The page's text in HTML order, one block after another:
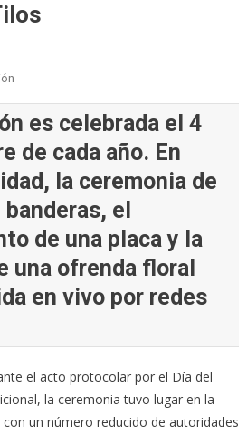
es celebrada el 4
de cada año. En
la ceremonia de
el
de una placa y la
una ofrenda floral
en vivo por redes
el acto protocolar por el Día del
la ceremonia tuvo lugar en la
un número reducido de autoridades